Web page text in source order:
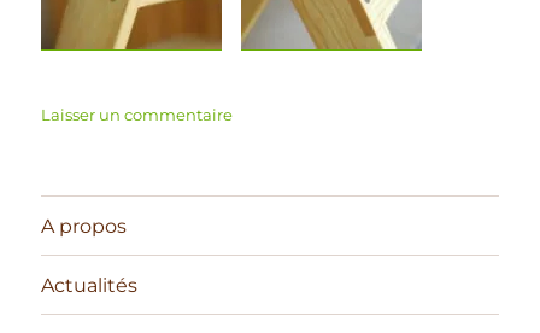
Laisser un commentairesur
A propos
Actualités